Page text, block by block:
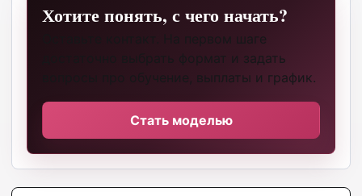
Хотите понять, с чего начать?
Оставьте контакт. На первом шаге
достаточно выбрать формат и задать
вопросы про обучение, выплаты и график.
Стать моделью